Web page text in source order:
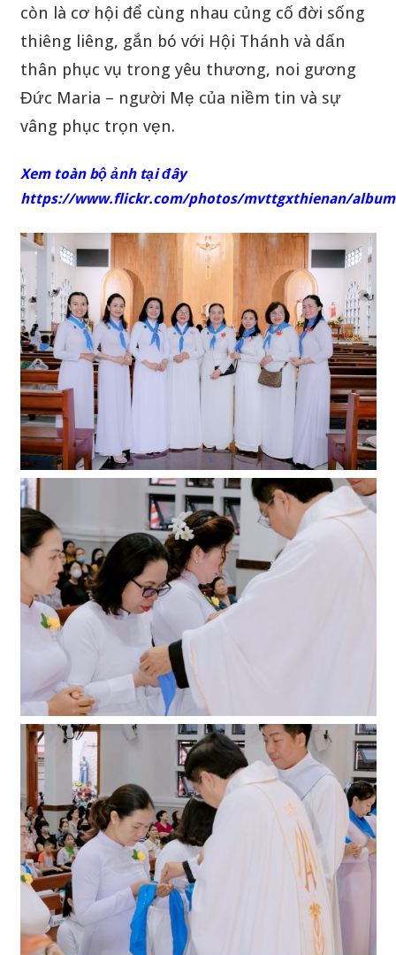
còn là cơ hội để cùng nhau củng cố đời sống
thiêng liêng, gắn bó với Hội Thánh và dấn
thân phục vụ trong yêu thương, noi gương
Đức Maria – người Mẹ của niềm tin và sự
vâng phục trọn vẹn.
Xem toàn bộ ảnh tại đây
https://www.flickr.com/photos/mvttgxthienan/